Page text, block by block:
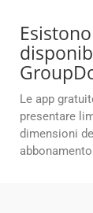
Le app
presentare
dimensioni